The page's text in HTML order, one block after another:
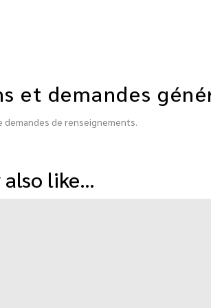
et demandes
demandes de renseignements.
also like…